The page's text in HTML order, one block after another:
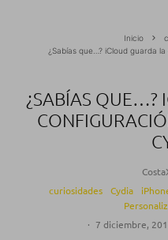
Inicio
¿Sabías que…? iCloud guarda
¿SABÍAS QUE…?
curiosidades
Cydia
· 7 diciembre,